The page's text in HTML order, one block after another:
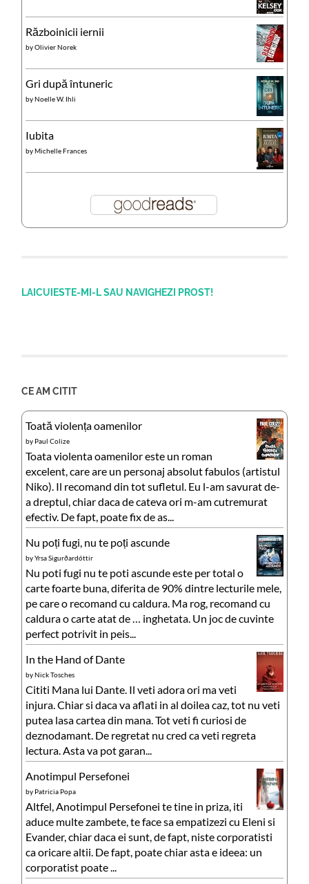
Războinicii iernii
byOlivier Norek
Gri după întuneric
byNoelle W. Ihli
Iubita
byMichelle Frances
LAICUIESTE-MI-L SAU NAVIGHEZI PROST!
CE AM CITIT
Toată violența oamenilor
by Paul Colize
Toata violenta oamenilor este un roman
excelent, care are un personaj absolut fabulos (artistul
Niko). Il recomand din tot sufletul. Eu l-am savurat de-
a dreptul, chiar daca de cateva ori m-am cutremurat
efectiv. De fapt, poate fix de as...
Nu poți fugi, nu te poți ascunde
byYrsa Sigurðardóttir
Nu poti fugi nu te poti ascunde este per total o
carte foarte buna, diferita de 90% dintre lecturile mele,
pe care o recomand cu caldura. Ma rog, recomand cu
caldura o carte atat de … inghetata. Un joc de cuvinte
perfect potrivit in peis...
In the Hand of Dante
byNick Tosches
Cititi Mana lui Dante. Il veti adora ori ma veti
injura. Chiar si daca va aflati in al doilea caz, tot nu veti
putea lasa cartea din mana. Tot veti fi curiosi de
deznodamant. De regretat nu cred ca veti regreta
lectura. Asta va pot garan...
Anotimpul Persefonei
by Patricia Popa
Altfel, Anotimpul Persefonei te tine in priza, iti
aduce multe zambete, te face sa empatizezi cu Eleni si
Evander, chiar daca ei sunt, de fapt, niste corporatisti
ca oricare altii. De fapt, poate chiar asta e ideea: un
corporatist poate ...